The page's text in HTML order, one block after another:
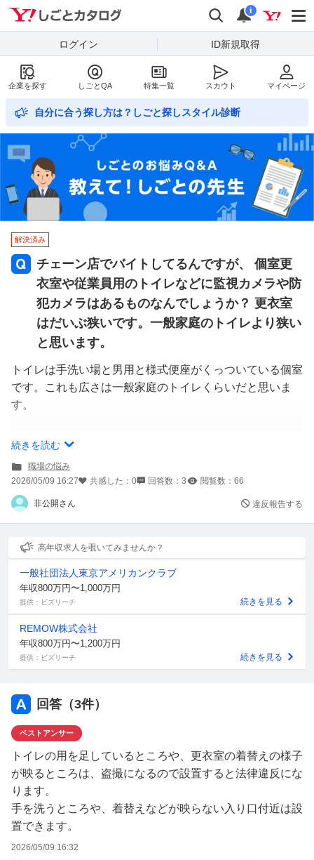
Yahoo!しごとカタログ
検索
通知
i
ログイン ID新規取得
企業を探す しごとQA 特集一覧 スカウト マイページ
自分に合う探し方は？しごと探しスタイル診断
解決済み
チェーン店でバイトしてるんですが、 個室更
衣室や従業員用のトイレなどに監視カメラや防
犯カメラはあるものなんでしょうか？ 更衣室
はだいぶ狭いです。一般家庭のトイレより狭い
と思います。
トイレは手洗い場と男用と様式便座がくっついている個室
です。これも広さは一般家庭のトイレくらいだと思いま
す。
また本当にあった場合はどんな正当な理由？事件が起きた
裁判などしたらどうなるんでしょうか？
続きを読む
職場の悩み
2026/05/09 16:27
共感した： 0 回答数： 3 閲覧数： 66
非公開さん 違反報告する
高年収求人を覗いてみませんか？
一般社団法人東京アメリカンクラブ
年収800万円〜1,000万円
提供：ビズリーチ 続きを見る
REMOW株式会社
年収800万円〜1,200万円
提供：ビズリーチ 続きを見る
回答（3件）
ベストアンサー
トイレの用を足しているところや、更衣室の着替えの様子
が映るところは、盗撮になるので設置すると法律違反にな
ります。
手を洗うところや、着替えなどが映らない入り口付近は設
置できます。
2026/05/09 16:32